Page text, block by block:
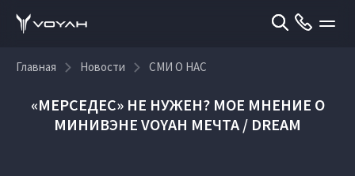
Главная Новости СМИ О НАС
«МЕРСЕДЕС» НЕ НУЖЕН? МОЕ МНЕНИЕ О
МИНИВЭНЕ VOYAH МЕЧТА / DREAM